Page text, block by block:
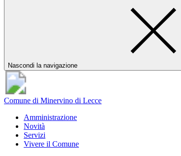
Nascondi la navigazione
Comune di Minervino di Lecce
Amministrazione
Novità
Servizi
Vivere il Comune